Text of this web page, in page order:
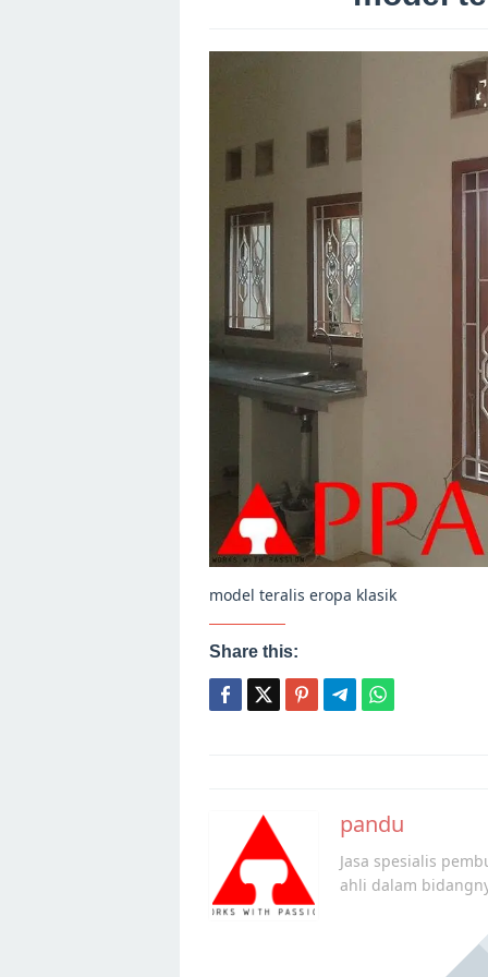
model teralis eropa klasik
Share this:
navigation pandu
Jasa spesialis
ahli dalam